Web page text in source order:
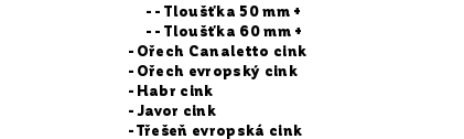
- Tloušťka 50 mm +
- Tloušťka 60 mm +
Ořech Canaletto cink
Ořech evropský cink
Habr cink
Javor cink
Třešeň evropská cink